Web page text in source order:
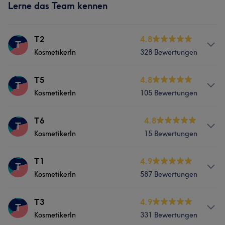
Lerne das Team kennen
T T2
KosmetikerIn
4.8
328 Bewertungen
Services
Was unsere Kunden über T2 sagen
Effizient 6
T T5
KosmetikerIn
4.8
105 Bewertungen
Services
Was unsere Kunden über T5 sagen
T T6
KosmetikerIn
4.8
15 Bewertungen
Services
T T1
KosmetikerIn
4.9
587 Bewertungen
Services
T T3
KosmetikerIn
4.9
331 Bewertungen